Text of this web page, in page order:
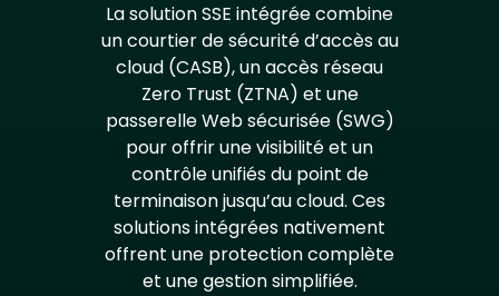
La solution SSE intégrée combine
un courtier de sécurité d’accès au
cloud (CASB), un accès réseau
Zero Trust (ZTNA) et une
passerelle Web sécurisée (SWG)
pour offrir une visibilité et un
contrôle unifiés du point de
terminaison jusqu’au cloud. Ces
solutions intégrées nativement
offrent une protection complète
et une gestion simplifiée.